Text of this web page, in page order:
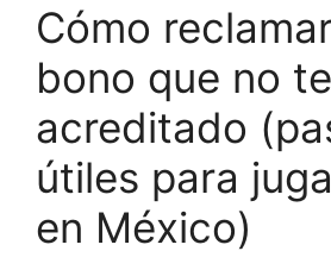
Cómo
bono que no
acreditado
útiles para
en México)